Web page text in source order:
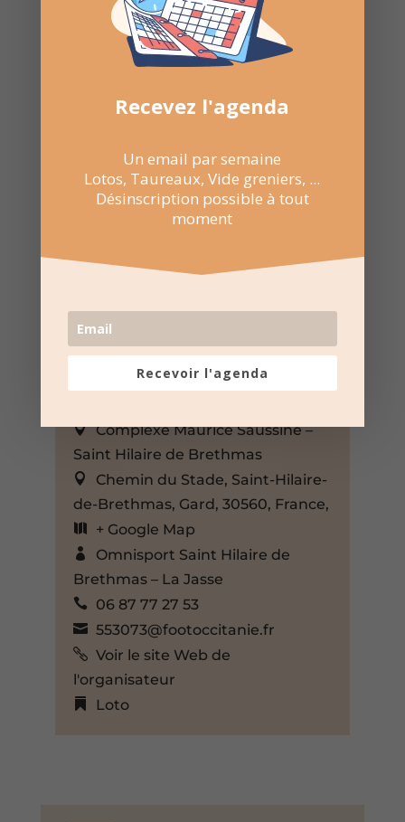
9 Mar 2025
Complexe Maurice Saussine –
Saint Hilaire de Brethmas
Chemin du Stade, Saint-Hilaire-
de-Brethmas, Gard, 30560, France,
+ Google Map
Omnisport Saint Hilaire de
Brethmas – La Jasse
06 87 77 27 53
553073@footoccitanie.fr
Voir le site Web de
l'organisateur
Loto
Recevez l'agenda
Un email par semaine
Lotos, Taureaux, Vide greniers, ...
Désinscription possible à tout
moment
Recevoir l'agenda